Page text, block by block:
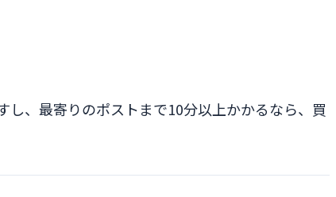
、最寄りのポストまで10分以上かかるなら、買